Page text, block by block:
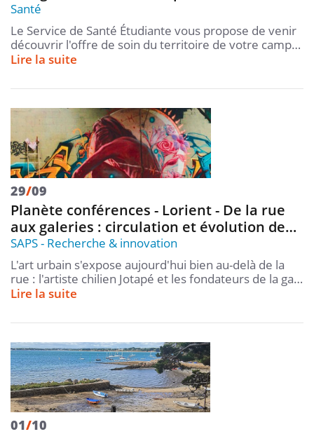
Santé
Le Service de Santé Étudiante vous propose de venir
découvrir l'offre de soin du territoire de votre camp…
Lire la suite
29/09
Planète conférences - Lorient - De la rue
aux galeries : circulation et évolution de…
SAPS
Recherche & innovation
L'art urbain s'expose aujourd'hui bien au-delà de la
rue : l'artiste chilien Jotapé et les fondateurs de la ga…
Lire la suite
01/10